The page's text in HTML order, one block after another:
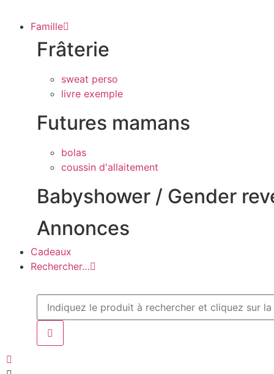
Famille
Frâterie
sweat perso
livre exemple
Futures mamans
bolas
coussin d'allaitement
Babyshower / Gender
Annonces
Cadeaux
Rechercher…